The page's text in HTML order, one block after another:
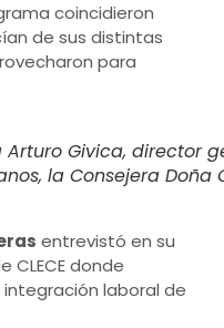
coincidieron
de sus distintas
para
Givica, director
la Consejera
entrevistó en su
donde
laboral de